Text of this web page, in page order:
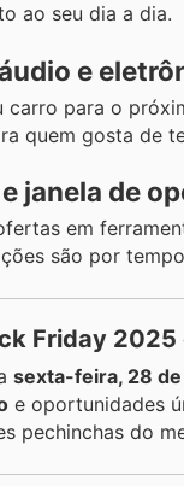
ao seu dia a dia.
e
carro para o
quem gosta de
janela de
em
são por
Friday
sexta-feira, 28
e oportunidades
pechinchas do